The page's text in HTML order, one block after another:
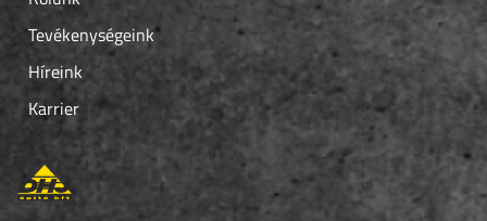
Tevékenységeink
Híreink
Karrier